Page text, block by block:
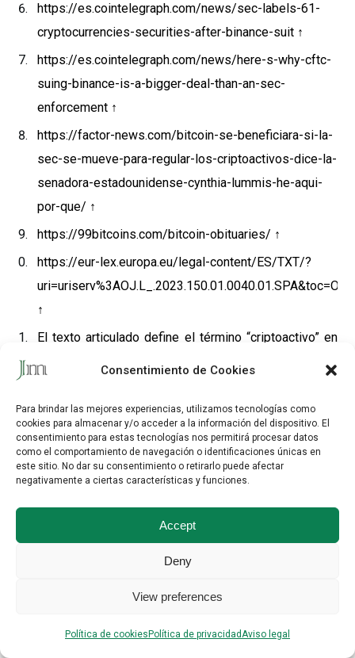
Consentimiento de Cookies
Para brindar las mejores experiencias, utilizamos tecnologías como
cookies para almacenar y/o acceder a la información del dispositivo. El
consentimiento para estas tecnologías nos permitirá procesar datos
como el comportamiento de navegación o identificaciones únicas en
este sitio. No dar su consentimiento o retirarlo puede afectar
negativamente a ciertas características y funciones.
Accept
Deny
View preferences
Política de cookies Política de privacidadAviso legal
https://es.cointelegraph.com/news/sec-labels-61-
cryptocurrencies-securities-after-binance-suit ↑
https://es.cointelegraph.com/news/here-s-why-cftc-
suing-binance-is-a-bigger-deal-than-an-sec-
enforcement ↑
https://factor-news.com/bitcoin-se-beneficiara-si-la-
sec-se-mueve-para-regular-los-criptoactivos-dice-la-
senadora-estadounidense-cynthia-lummis-he-aqui-
por-que/ ↑
https://99bitcoins.com/bitcoin-obituaries/ ↑
https://eur-lex.europa.eu/legal-content/ES/TXT/?
↑
El texto articulado define el término “criptoactivo” en
su artículo 3 como “una
representación digital de un
almacenarse electrónicamente, mediante la
tecnología de registro distribuidoo una tecnología
similar.” Lo cierto es que si atendemos al tenor literal
de la definición expuesta, una “representación digital
de un valor”, cabe albergar dudas sobre si Bitcoin
encaja en la misma, puesto que, más presentar valor,
párrafo en el Considerando 2 para decir que